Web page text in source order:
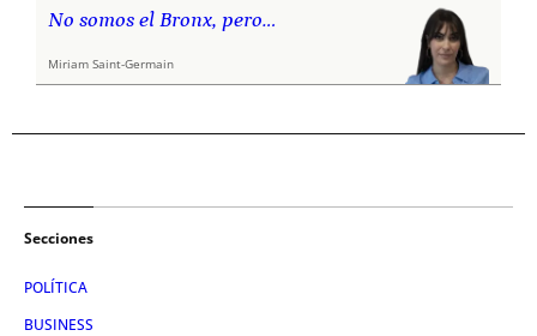
No somos el Bronx, pero…
Miriam Saint-Germain
Secciones
POLÍTICA
BUSINESS